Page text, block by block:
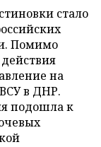
стало
Помимо
на
в ДНР.
подошла к